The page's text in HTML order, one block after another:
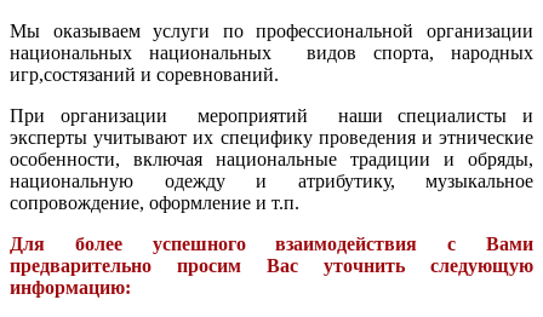
Мы оказываем услуги по профессиональной организации
национальных национальных видов спорта, народных
игр,состязаний и соревнований.
При организации мероприятий наши специалисты и
эксперты учитывают их специфику проведения и этнические
особенности, включая национальные традиции и обряды,
национальную одежду и атрибутику, музыкальное
сопровождение, оформление и т.п.
Для более успешного взаимодействия с Вами
предварительно просим Вас уточнить следующую
информацию: